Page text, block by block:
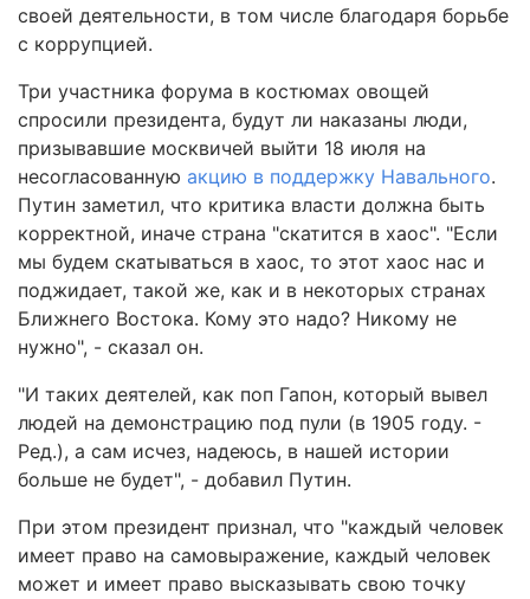
своей деятельности, в том числе благодаря борьбе
с коррупцией.
Три участника форума в костюмах овощей
спросили президента, будут ли наказаны люди,
призывавшие москвичей выйти 18 июля на
несогласованную акцию в поддержку Навального.
Путин заметил, что критика власти должна быть
корректной, иначе страна "скатится в хаос". "Если
мы будем скатываться в хаос, то этот хаос нас и
поджидает, такой же, как и в некоторых странах
Ближнего Востока. Кому это надо? Никому не
нужно", - сказал он.
"И таких деятелей, как поп Гапон, который вывел
людей на демонстрацию под пули (в 1905 году. -
Ред.), а сам исчез, надеюсь, в нашей истории
больше не будет", - добавил Путин.
При этом президент признал, что "каждый человек
имеет право на самовыражение, каждый человек
может и имеет право высказывать свою точку